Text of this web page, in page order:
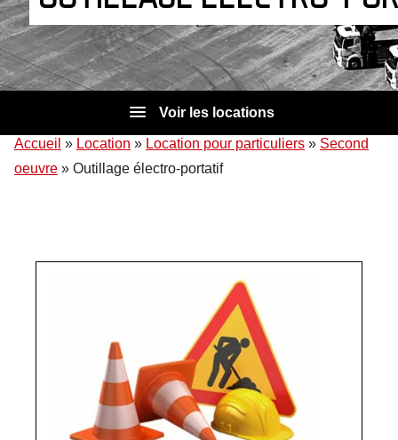
Voir les locations
Accueil » Location » Location pour particuliers » Second
oeuvre » Outillage électro-portatif